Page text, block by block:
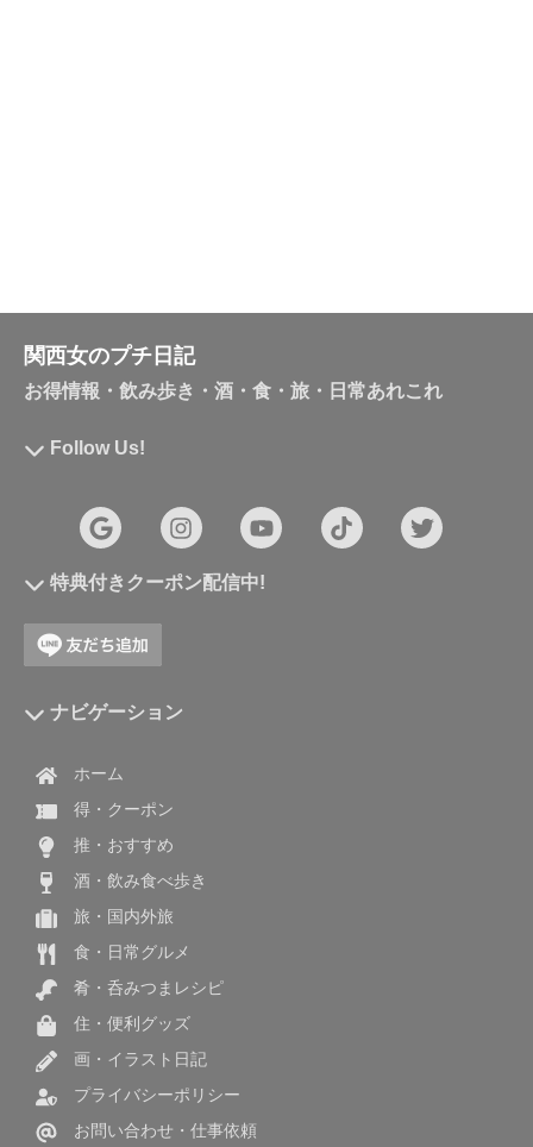
関西女のプチ日記
お得情報・飲み歩き・酒・食・旅・日常あれこれ
Follow Us!
特典付きクーポン配信中!
ナビゲーション
ホーム
得・クーポン
推・おすすめ
酒・飲み食べ歩き
旅・国内外旅
食・日常グルメ
肴・呑みつまレシピ
住・便利グッズ
画・イラスト日記
プライバシーポリシー
お問い合わせ・仕事依頼